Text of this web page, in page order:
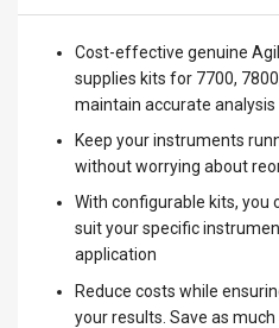
Cost-effective genuine
supplies kits for 7700,
maintain accurate analysis
Keep your instruments
without worrying about
With configurable kits, you
suit your specific
application
Reduce costs while
your results. Save as